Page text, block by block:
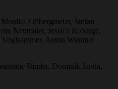
Edlbergmeier, Stefan
Neumaier, Jessica Robarge,
Anton Wimmer
Binder, Dominik Janda,